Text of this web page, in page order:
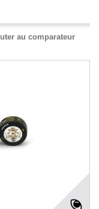
au comparateur